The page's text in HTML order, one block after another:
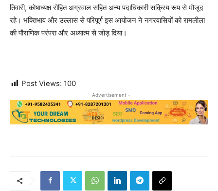
तिवारी, कोषाध्यक्ष रोहित अग्रवाल सहित अन्य पदाधिकारी सक्रिय रूप से मौजूद
रहे। भक्तिभाव और उल्लास से परिपूर्ण इस आयोजन ने नगरवासियों को रामलीला
की पौराणिक परंपरा और अध्यात्म से जोड़ दिया।
Post Views: 100
- Advertisement -